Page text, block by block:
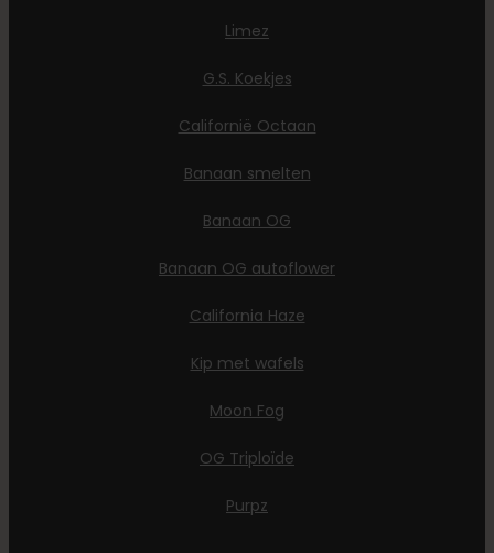
Limez
G.S. Koekjes
Californië Octaan
Banaan smelten
Banaan OG
Banaan OG autoflower
California Haze
Kip met wafels
Moon Fog
OG Triploïde
Purpz